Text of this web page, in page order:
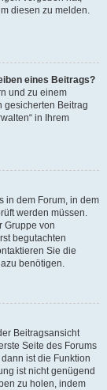
diesen zu melden.
eines Beitrags?
und zu einem
gesicherten Beitrag
in Ihrem
in dem Forum, in dem
werden müssen.
Gruppe von
begutachten
Sie die
benötigen.
Beitragsansicht
Seite des Forums
ist die Funktion
ist nicht genügend
zu holen, indem